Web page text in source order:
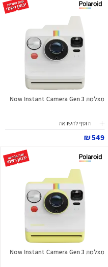
מצלמת Now Instant Camera Gen 3
הוסף להשוואה
549 ₪
מצלמת Now Instant Camera Gen 3